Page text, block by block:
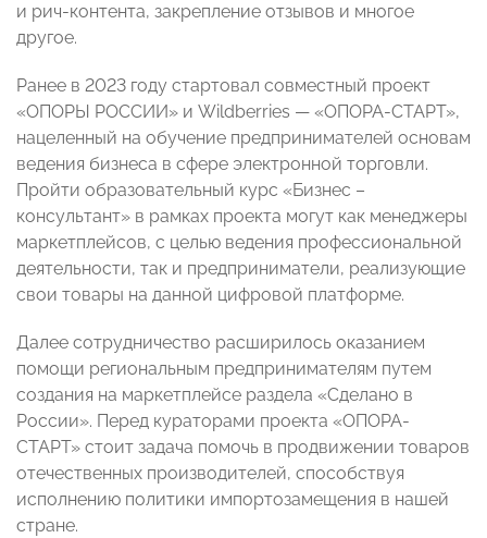
и рич-контента, закрепление отзывов и многое
другое.
Ранее в 2023 году стартовал совместный проект
«ОПОРЫ РОССИИ» и Wildberries — «ОПОРА-СТАРТ»,
нацеленный на обучение предпринимателей основам
ведения бизнеса в сфере электронной торговли.
Пройти образовательный курс «Бизнес –
консультант» в рамках проекта могут как менеджеры
маркетплейсов, с целью ведения профессиональной
деятельности, так и предприниматели, реализующие
свои товары на данной цифровой платформе.
Далее сотрудничество расширилось оказанием
помощи региональным предпринимателям путем
создания на маркетплейсе раздела «Сделано в
России». Перед кураторами проекта «ОПОРА-
СТАРТ» стоит задача помочь в продвижении товаров
отечественных производителей, способствуя
исполнению политики импортозамещения в нашей
стране.